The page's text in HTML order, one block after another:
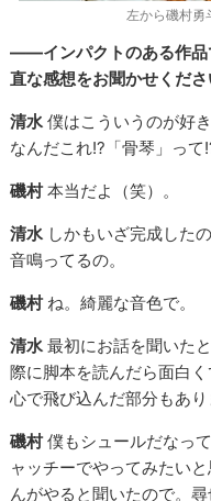
左から磯村勇
――インパクトのある作品
直な感想をお聞かせくださ
清水僕はこういうのが好
なんだこれ!?「骨琴」って
磯村本当だよ（笑）。
清水しかもいざ完成した
音鳴ってるの。
磯村ね。綺麗な音色で。
清水最初にお話を聞いた
際に脚本を読んだら面白
心で飛び込んだ部分もあり
磯村僕もシュールだなっ
ャッチーでやってみたい
んがやると聞いたので。